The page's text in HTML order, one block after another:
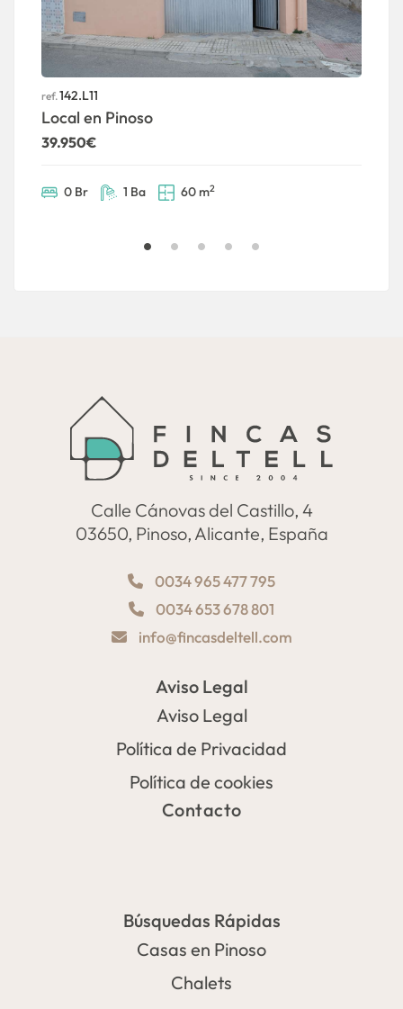
ref.142.L11
Local en Pinoso
39.950€
0 Br 1 Ba 60 m2
Calle Cánovas del Castillo, 4
03650, Pinoso, Alicante, España
0034 965 477 795
0034 653 678 801
info@fincasdeltell.com
Aviso Legal
Aviso Legal
Política de Privacidad
Política de cookies
Contacto
Búsquedas Rápidas
Casas en Pinoso
Chalets